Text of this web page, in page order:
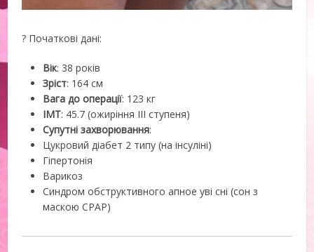
? Початкові дані:
Вік: 38 років
Зріст: 164 см
Вага до операції: 123 кг
ІМТ: 45.7 (ожиріння III ступеня)
Супутні захворювання:
Цукровий діабет 2 типу (на інсуліні)
Гіпертонія
Варикоз
Синдром обструктивного апное уві сні (сон з
маскою CPAP)